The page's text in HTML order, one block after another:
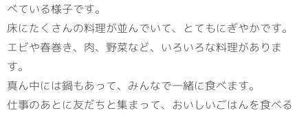
べている様子です。
床にたくさんの料理が並んでいて、とてもにぎやかです。
エビや春巻き、肉、野菜など、いろいろな料理がありま
す。
真ん中には鍋もあって、みんなで一緒に食べます。
仕事のあとに友だちと集まって、おいしいごはんを食べる